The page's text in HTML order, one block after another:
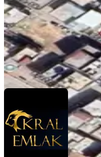
1.750.000 ₺
KRAL EMLAKÖmer Kırık
Ara